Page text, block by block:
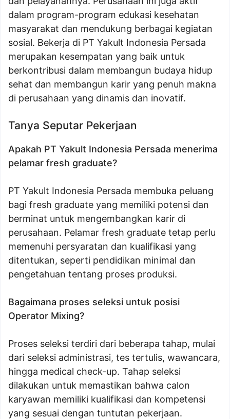
dalam program-program edukasi kesehatan
masyarakat dan mendukung berbagai kegiatan
sosial. Bekerja di PT Yakult Indonesia Persada
merupakan kesempatan yang baik untuk
berkontribusi dalam membangun budaya hidup
sehat dan membangun karir yang penuh makna
di perusahaan yang dinamis dan inovatif.
Tanya Seputar Pekerjaan
Apakah PT Yakult Indonesia Persada menerima
pelamar fresh graduate?
PT Yakult Indonesia Persada membuka peluang
bagi fresh graduate yang memiliki potensi dan
berminat untuk mengembangkan karir di
perusahaan. Pelamar fresh graduate tetap perlu
memenuhi persyaratan dan kualifikasi yang
ditentukan, seperti pendidikan minimal dan
pengetahuan tentang proses produksi.
Bagaimana proses seleksi untuk posisi
Operator Mixing?
Proses seleksi terdiri dari beberapa tahap, mulai
dari seleksi administrasi, tes tertulis, wawancara,
hingga medical check-up. Tahap seleksi
dilakukan untuk memastikan bahwa calon
karyawan memiliki kualifikasi dan kompetensi
yang sesuai dengan tuntutan pekerjaan.